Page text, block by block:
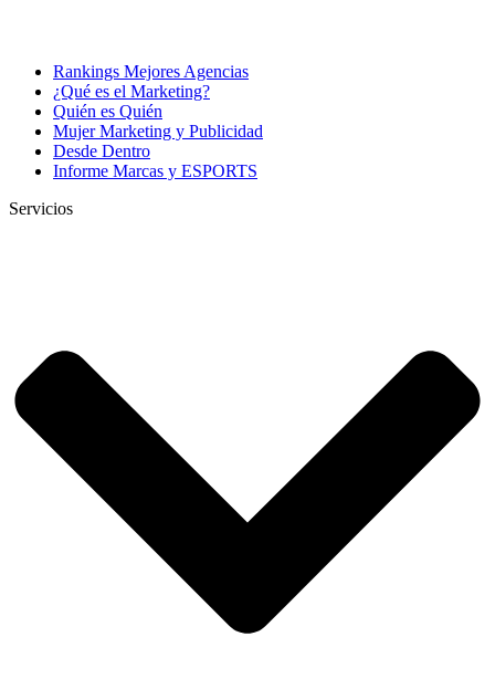
Rankings Mejores Agencias
¿Qué es el Marketing?
Quién es Quién
Mujer Marketing y Publicidad
Desde Dentro
Informe Marcas y ESPORTS
Servicios